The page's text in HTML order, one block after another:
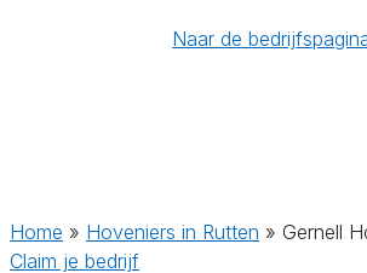
Naar de
Home » Hoveniers in Rutten » Gernell
Claim je bedrijf